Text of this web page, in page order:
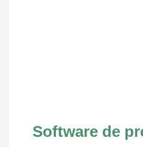
Software de